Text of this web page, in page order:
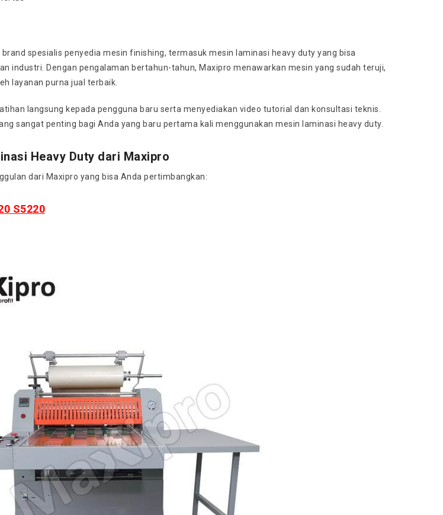
spesialis penyedia mesin finishing, termasuk mesin laminasi heavy duty yang bisa
industri. Dengan pengalaman bertahun-tahun, Maxipro menawarkan mesin yang sudah teruji,
layanan purna jual terbaik.
langsung kepada pengguna baru serta menyediakan video tutorial dan konsultasi teknis.
sangat penting bagi Anda yang baru pertama kali menggunakan mesin laminasi heavy duty.
Heavy Duty dari Maxipro
dari Maxipro yang bisa Anda pertimbangkan:
S5220